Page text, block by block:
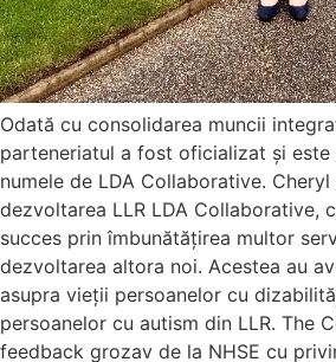
Odată cu consolidarea muncii
parteneriatul a fost oficializat și este
numele de LDA Collaborative.
dezvoltarea LLR LDA Collaborative,
succes prin îmbunătățirea multor
dezvoltarea altora noi. Acestea au
asupra vieții persoanelor cu
persoanelor cu autism din LLR. The
feedback grozav de la NHSE cu